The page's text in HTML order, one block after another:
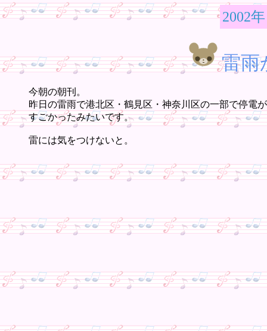
2002
雷雨
今朝の朝刊。
昨日の雷雨で港北区・鶴見区・神奈川区の一部で停電
すごかったみたいです。
雷には気をつけないと。